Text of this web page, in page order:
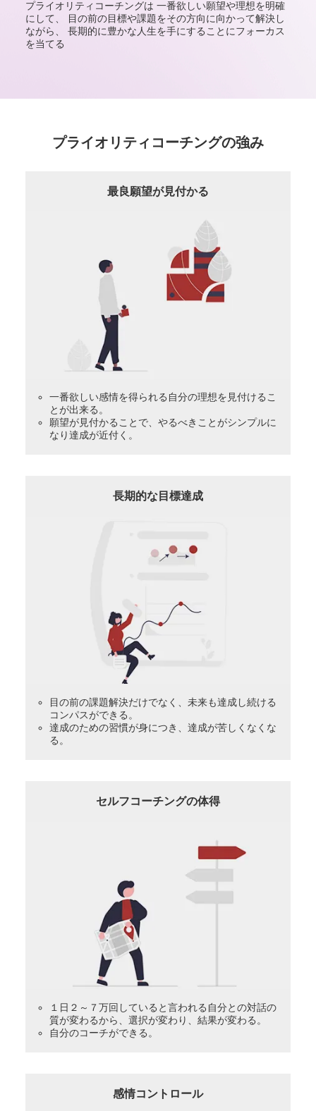
プライオリティコーチングは 一番欲しい願望や理想を明確
にして、
目の前の目標や課題をその方向に向かって解決し
ながら、
長期的に豊かな人生を手にすることにフォーカス
を当てる
プライオリティコーチングの強み
最良願望が見付かる
一番欲しい感情を得られる自分の理想を見付けるこ
とが出来る。
願望が見付かることで、やるべきことがシンプルに
なり達成が近付く。
長期的な目標達成
目の前の課題解決だけでなく、未来も達成し続ける
コンパスができる。
達成のための習慣が身につき、達成が苦しくなくな
る。
セルフコーチングの体得
１日２～７万回していると言われる自分との対話の
質が変わるから、選択が変わり、結果が変わる。
自分のコーチができる。
感情コントロール